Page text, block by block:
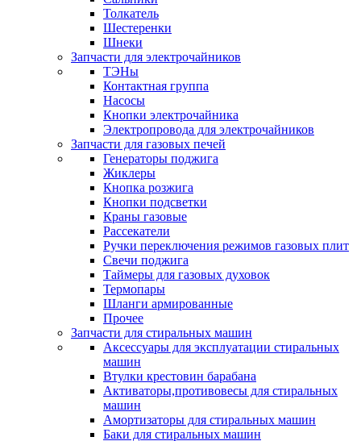
Толкатель
Шестеренки
Шнеки
Запчасти для электрочайников
ТЭНы
Контактная группа
Насосы
Кнопки электрочайника
Электропровода для электрочайников
Запчасти для газовых печей
Генераторы поджига
Жиклеры
Кнопка розжига
Кнопки подсветки
Краны газовые
Рассекатели
Ручки переключения режимов газовых плит
Свечи поджига
Таймеры для газовых духовок
Термопары
Шланги армированные
Прочее
Запчасти для стиральных машин
Аксессуары для эксплуатации стиральных
машин
Втулки крестовин барабана
Активаторы,противовесы для стиральных
машин
Амортизаторы для стиральных машин
Баки для стиральных машин